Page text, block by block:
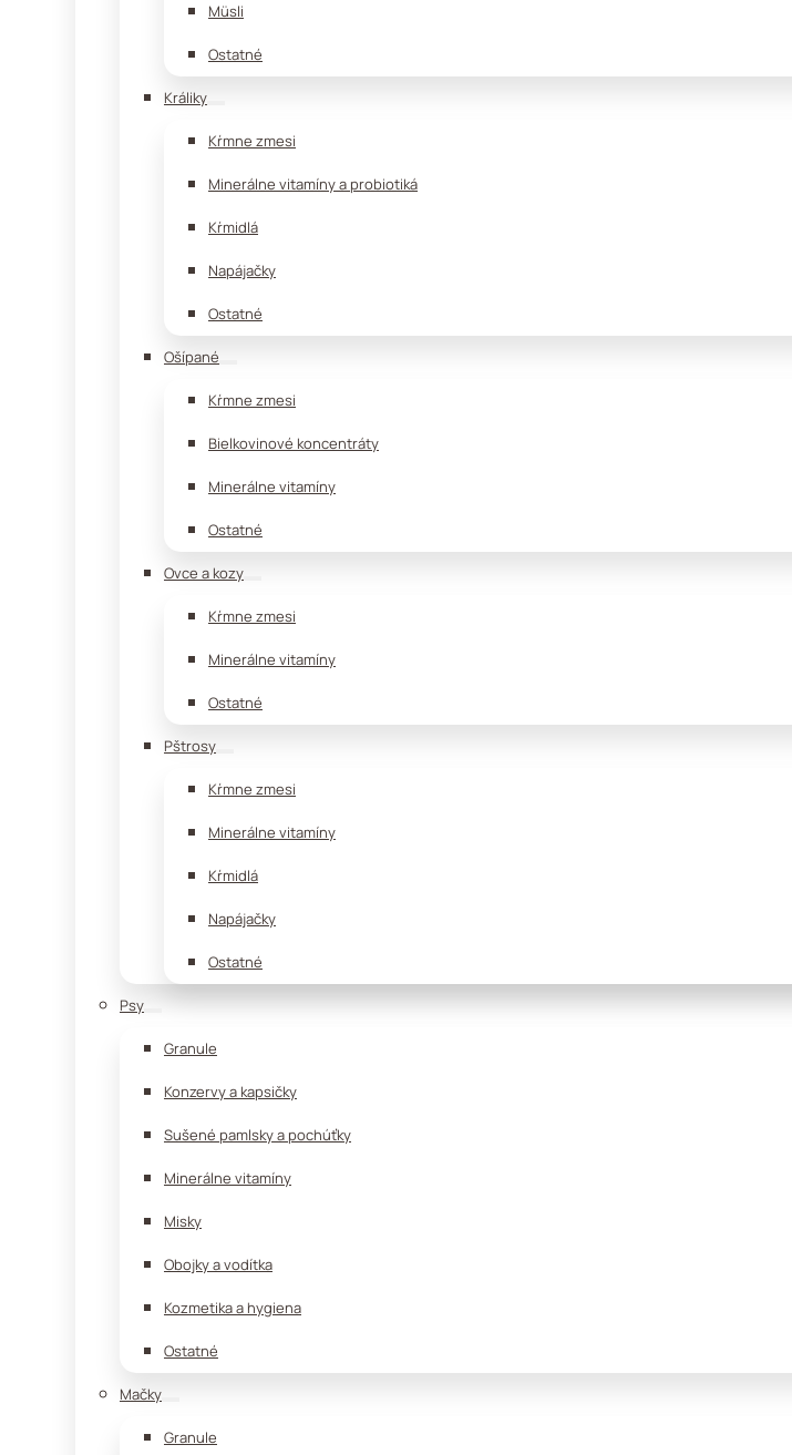
Müsli
Ostatné
Králiky
Kŕmne zmesi
Minerálne vitamíny a probiotiká
Kŕmidlá
Napájačky
Ostatné
Ošípané
Kŕmne zmesi
Bielkovinové koncentráty
Minerálne vitamíny
Ostatné
Ovce a kozy
Kŕmne zmesi
Minerálne vitamíny
Ostatné
Pštrosy
Kŕmne zmesi
Minerálne vitamíny
Kŕmidlá
Napájačky
Ostatné
Psy
Granule
Konzervy a kapsičky
Sušené pamlsky a pochúťky
Minerálne vitamíny
Misky
Obojky a vodítka
Kozmetika a hygiena
Ostatné
Mačky
Granule